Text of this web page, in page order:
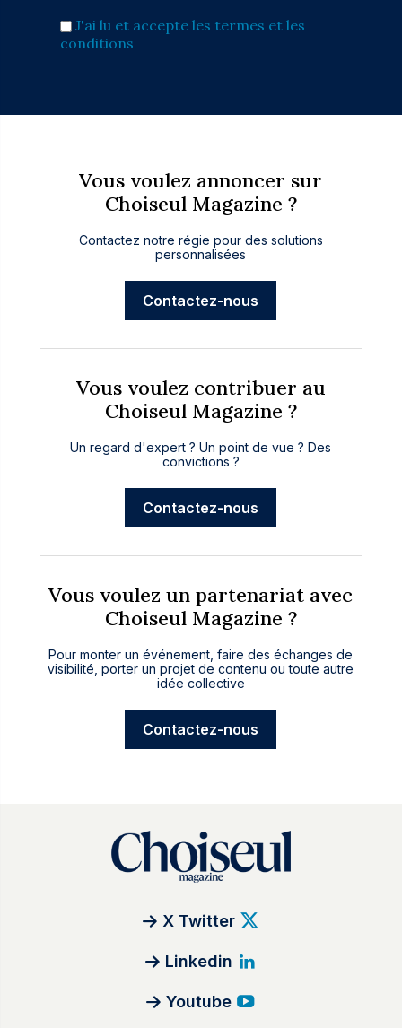
J'ai lu et accepte les termes et les
conditions
Vous voulez annoncer sur
Choiseul Magazine ?
Contactez notre régie pour des solutions
personnalisées
Contactez-nous
Vous voulez contribuer au
Choiseul Magazine ?
Un regard d'expert ? Un point de vue ? Des
convictions ?
Contactez-nous
Vous voulez un partenariat avec
Choiseul Magazine ?
Pour monter un événement, faire des échanges de
visibilité, porter un projet de contenu ou toute autre
idée collective
Contactez-nous
X Twitter
Linkedin
Youtube